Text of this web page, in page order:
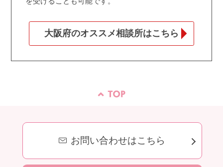
大阪府のオススメ相談所はこちら
お問い合わせはこちら